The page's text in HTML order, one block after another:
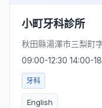
小町牙科診所
秋田縣湯澤市三梨町
09:00-12:30 14:00-
牙科
English